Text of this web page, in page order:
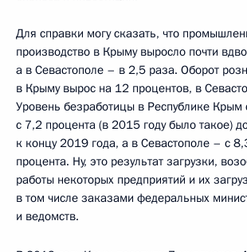
Для справки могу сказать, что
производство в Крыму выросло почти
а в Севастополе – в 2,5 раза. Оборот
в Крыму вырос на 12 процентов, в
Уровень безработицы в Республике Крым
с 7,2 процента (в 2015 году было такое)
к концу 2019 года, а в Севастополе – с
процента. Ну, это результат загрузки,
работы некоторых предприятий и их
в том числе заказами федеральных
и ведомств.